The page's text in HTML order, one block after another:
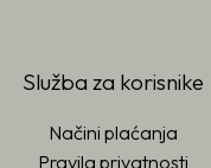
Služba za korisnike
Načini plaćanja
Pravila privatnosti